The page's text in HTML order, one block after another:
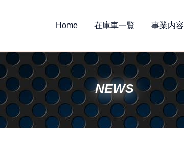
Home 在庫車一覧 事業内容
NEWS